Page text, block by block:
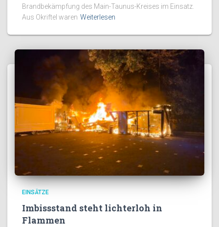
Brandbekämpfung des Main-Taunus-Kreises im Einsatz.
Aus Okriftel waren Weiterlesen
EINSÄTZE
Imbissstand steht lichterloh in
Flammen